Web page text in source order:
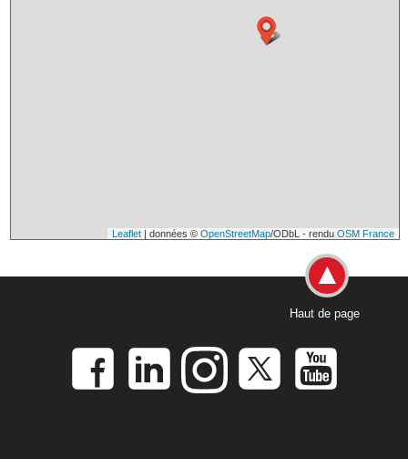
Leaflet| données © OpenStreetMap/ODbL - rendu OSM France
Haut de page